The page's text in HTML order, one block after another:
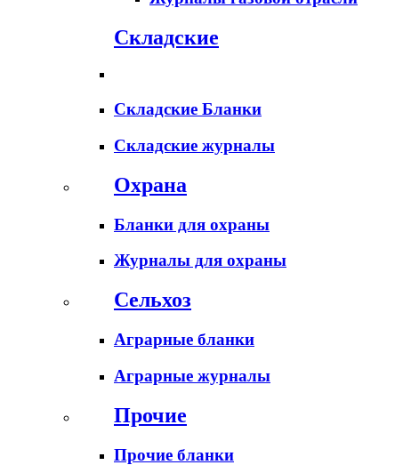
Складские
Складские Бланки
Складские журналы
Охрана
Бланки для охраны
Журналы для охраны
Сельхоз
Аграрные бланки
Аграрные журналы
Прочие
Прочие бланки